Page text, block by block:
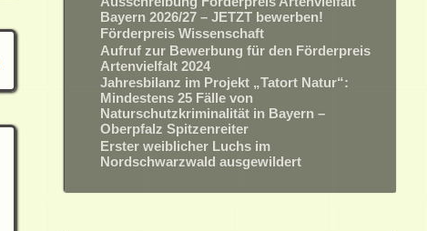
Bayern 2026/27 – JETZT bewerben!
Förderpreis Wissenschaft
Aufruf zur Bewerbung für den Förderpreis
Artenvielfalt 2024
Jahresbilanz im Projekt „Tatort Natur“:
Mindestens 25 Fälle von
Naturschutzkriminalität in Bayern –
Oberpfalz Spitzenreiter
Erster weiblicher Luchs im
Nordschwarzwald ausgewildert